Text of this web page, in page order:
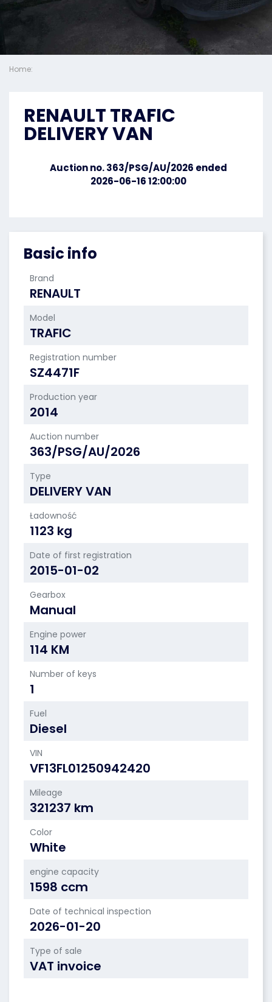
Home:
Basic info
Brand
RENAULT
Model
TRAFIC
Registration number
SZ4471F
Production year
2014
Auction number
363/PSG/AU/2026
Type
DELIVERY VAN
Ładowność
1123 kg
Date of first registration
2015-01-02
Gearbox
Manual
Engine power
114 KM
Number of keys
1
Fuel
Diesel
VIN
VF13FL01250942420
Mileage
321237 km
Color
White
engine capacity
1598 ccm
Date of technical inspection
2026-01-20
Type of sale
VAT invoice
RENAULT TRAFIC
DELIVERY VAN
Auction no. 363/PSG/AU/2026 ended
2026-06-16 12:00:00